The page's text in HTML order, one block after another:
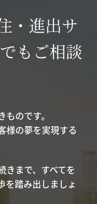
・進出サ
もご相談
のです。
様の夢を実現する
きまで、すべてを
を踏み出しましょ